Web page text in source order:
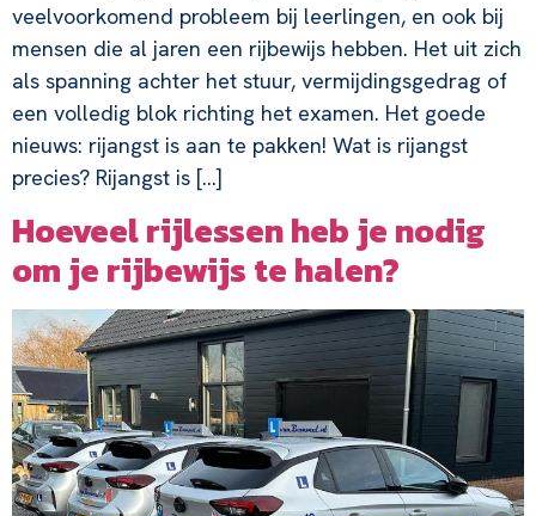
veelvoorkomend probleem bij leerlingen, en ook bij
mensen die al jaren een rijbewijs hebben. Het uit zich
als spanning achter het stuur, vermijdingsgedrag of
een volledig blok richting het examen. Het goede
nieuws: rijangst is aan te pakken! Wat is rijangst
precies? Rijangst is […]
Hoeveel rijlessen heb je nodig
om je rijbewijs te halen?